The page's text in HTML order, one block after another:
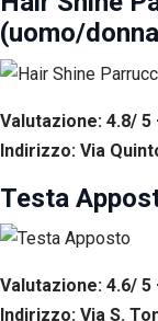
(uomo/
Valutazione: 4.8/ 5
Indirizzo: Via
Testa
Valutazione: 4.6/ 5
Indirizzo: Via S.